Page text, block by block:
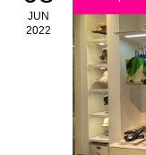
JUN
2022